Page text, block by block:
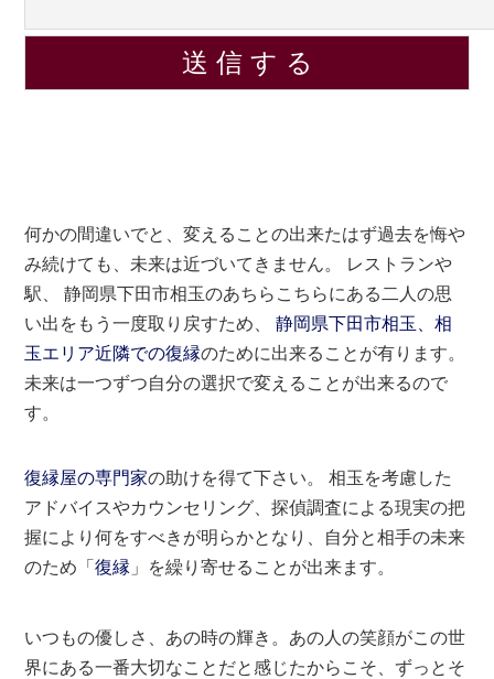
何かの間違いでと、変えることの出来たはず過去を悔や
み続けても、未来は近づいてきません。 レストランや
駅、 静岡県下田市相玉のあちらこちらにある二人の思
い出をもう一度取り戻すため、
静岡県下田市相玉、相
玉エリア近隣での復縁のために出来ることが有ります。
未来は一つずつ自分の選択で変えることが出来るので
す。
復縁屋の専門家の助けを得て下さい。 相玉を考慮した
アドバイスやカウンセリング、探偵調査による現実の把
握により何をすべきが明らかとなり、自分と相手の未来
のため「復縁 」を繰り寄せることが出来ます。
いつもの優しさ、あの時の輝き。あの人の笑顔がこの世
界にある一番大切なことだと感じたからこそ、ずっとそ